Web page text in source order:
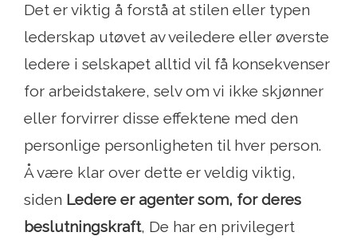
Det er viktig å forstå at stilen eller typen
lederskap utøvet av veiledere eller øverste
ledere i selskapet alltid vil få konsekvenser
for arbeidstakere, selv om vi ikke skjønner
eller forvirrer disse effektene med den
personlige personligheten til hver person.
Å være klar over dette er veldig viktig,
siden Ledere er agenter som, for deres
beslutningskraft, De har en privilegert